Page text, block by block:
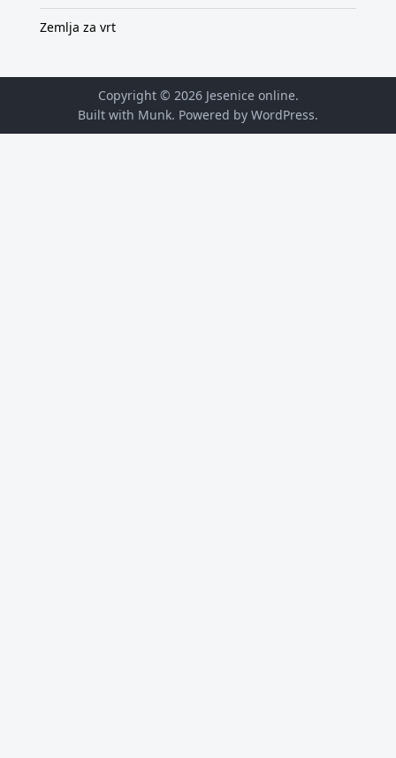
Zemlja za vrt
Copyright © 2026 Jesenice online.
Built with Munk. Powered by WordPress.